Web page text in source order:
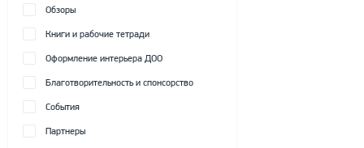
Обзоры
Книги и рабочие тетради
Оформление интерьера ДОО
Благотворительность и спонсорство
События
Партнеры